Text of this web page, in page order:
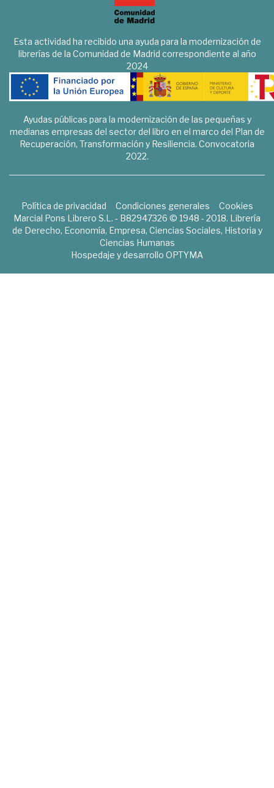
Esta actividad ha recibido una ayuda para la modernización de
librerías de la Comunidad de Madrid correspondiente al año
2024
Ayudas públicas para la modernización de las pequeñas y
medianas empresas del sector del libro en el marco del Plan de
Recuperación, Transformación y Resiliencia. Convocatoria
2022.
Política de privacidad Condiciones generales
Cookies
Marcial Pons Librero S.L. - B82947326 © 1948 - 2018. Librería
de Derecho, Economía, Empresa, Ciencias Sociales, Historia y
Ciencias Humanas
Hospedaje y desarrollo OPTYMA